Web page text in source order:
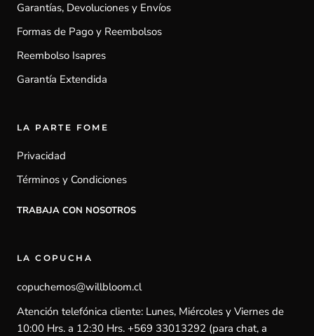
Garantías, Devoluciones y Envíos
Formas de Pago y Reembolsos
Reembolso Isapres
Garantía Extendida
LA PARTE FOME
Privacidad
Términos y Condiciones
TRABAJA CON NOSOTROS
LA COPUCHA
copuchemos@willbloom.cl
Atención telefónica cliente: Lunes, Miércoles y Viernes de
10:00 Hrs. a 12:30 Hrs. +569 33013292 (para chat, a